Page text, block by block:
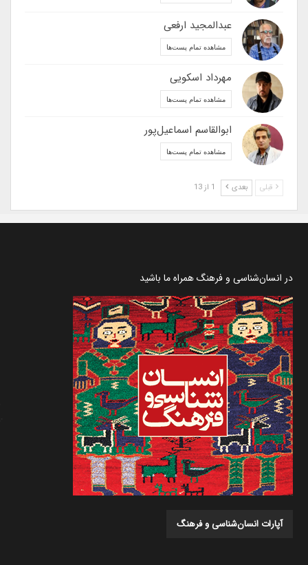
عبدالمجید ارفعی
مشاهده تمام پست‌ها
مهرداد اسکویی
مشاهده تمام پست‌ها
ابوالقاسم اسماعیل‌پور
مشاهده تمام پست‌ها
قبلی بعدی
در انسان‌شناسی و فرهنگ همراه ما باشید
آپارات انسان‌شناسی و فرهنگ